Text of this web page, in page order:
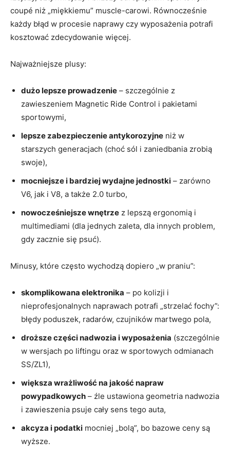
coupé niż „miękkiemu” muscle-carowi. Równocześnie
każdy błąd w procesie naprawy czy wyposażenia potrafi
kosztować zdecydowanie więcej.
Najważniejsze plusy:
dużo lepsze prowadzenie – szczególnie z
zawieszeniem Magnetic Ride Control i pakietami
sportowymi,
lepsze zabezpieczenie antykorozyjne niż w
starszych generacjach (choć sól i zaniedbania zrobią
swoje),
mocniejsze i bardziej wydajne jednostki – zarówno
V6, jak i V8, a także 2.0 turbo,
nowocześniejsze wnętrze z lepszą ergonomią i
multimediami (dla jednych zaleta, dla innych problem,
gdy zacznie się psuć).
Minusy, które często wychodzą dopiero „w praniu”:
skomplikowana elektronika – po kolizji i
nieprofesjonalnych naprawach potrafi „strzelać fochy”:
błędy poduszek, radarów, czujników martwego pola,
droższe części nadwozia i wyposażenia (szczególnie
w wersjach po liftingu oraz w sportowych odmianach
SS/ZL1),
większa wrażliwość na jakość napraw
powypadkowych – źle ustawiona geometria nadwozia
i zawieszenia psuje cały sens tego auta,
akcyza i podatki mocniej „bolą”, bo bazowe ceny są
wyższe.